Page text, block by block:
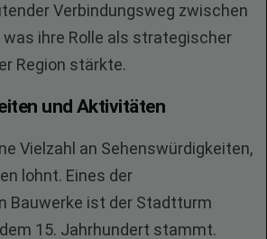
Verbindungsweg zwischen
was ihre Rolle als strategischer
Region stärkte.
und Aktivitäten
Vielzahl an Sehenswürdigkeiten,
lohnt. Eines der
Bauwerke ist der Stadtturm
15. Jahrhundert stammt.